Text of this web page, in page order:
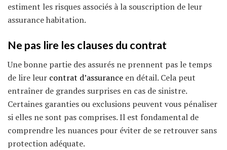
estiment les risques associés à la souscription de leur
assurance habitation.
Ne pas lire les clauses du contrat
Une bonne partie des assurés ne prennent pas le temps
de lire leur contrat d’assurance en détail. Cela peut
entraîner de grandes surprises en cas de sinistre.
Certaines garanties ou exclusions peuvent vous pénaliser
si elles ne sont pas comprises. Il est fondamental de
comprendre les nuances pour éviter de se retrouver sans
protection adéquate.